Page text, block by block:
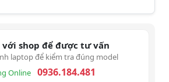
với shop để được tư vấn
laptop để kiểm tra đúng model
Online
0936.184.481